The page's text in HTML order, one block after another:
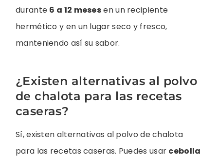
durante 6 a 12 mesesen un recipiente
hermético y en un lugar seco y fresco,
manteniendo así su sabor.
¿Existen alternativas al polvo
de chalota para las recetas
caseras?
Sí, existen alternativas al polvo de chalota
para las recetas caseras. Puedes usar cebolla